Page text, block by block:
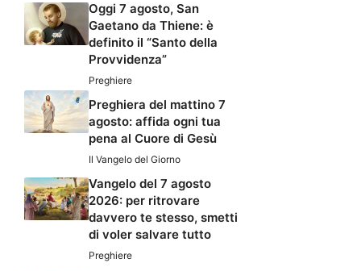
Oggi 7 agosto, San
Gaetano da Thiene: è
definito il “Santo della
Provvidenza”
Preghiere
Preghiera del mattino 7
agosto: affida ogni tua
pena al Cuore di Gesù
Il Vangelo del Giorno
Vangelo del 7 agosto
2026: per ritrovare
davvero te stesso, smetti
di voler salvare tutto
Preghiere